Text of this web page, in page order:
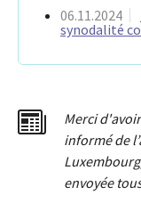
06.11.2024
synodalité
Merci
informé de
envoyée